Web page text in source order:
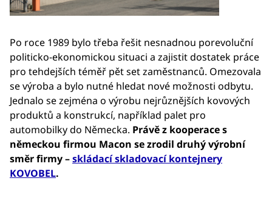
Po roce 1989 bylo třeba řešit nesnadnou porevoluční
politicko-ekonomickou situaci a zajistit dostatek práce
pro tehdejších téměř pět set zaměstnanců. Omezovala
se výroba a bylo nutné hledat nové možnosti odbytu.
Jednalo se zejména o výrobu nejrůznějších kovových
produktů a konstrukcí, například palet pro
automobilky do Německa. Právě z kooperace s
německou firmou Macon se zrodil druhý výrobní
směr firmy –skládací skladovací kontejnery
KOVOBEL.